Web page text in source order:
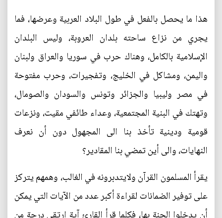
هذا ما يحصل بالفعل في طول البلاد العربية وعرضها، فما
يجري من نزاع ساحته بلدان العروبة، وليس البلدان
الإسلامية بالكامل، وهناك حرب في سوريا والعراق ولبنان
واليمن، ومشاكل في الخليج، وتفجيرات، وحرب مفتوحة
في مصر وليبيا والجزائر وتونس والسودان والصومال،
وتهتك في البنية المجتمعية، وعداء طائفي مقيت، ونزعات
قومية ودينية تأخذ بنا الى المجهول دون أن نعرف
النهايات، والى أين تمضي بنا المقادير؟
يقرأ المسلمون القرآن ولايتدبرونه في الغالب، وهمهم يتركز
على توفير الضمانات لقراءة أكبر عدد من الآيات التي يمكن